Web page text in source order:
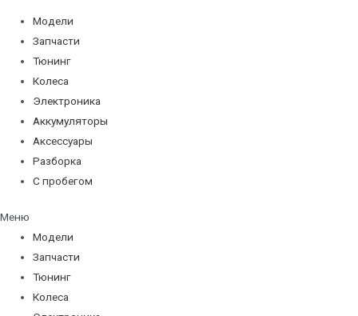
Модели
Запчасти
Тюнинг
Колеса
Электроника
Аккумуляторы
Аксессуары
Разборка
С пробегом
Меню
Модели
Запчасти
Тюнинг
Колеса